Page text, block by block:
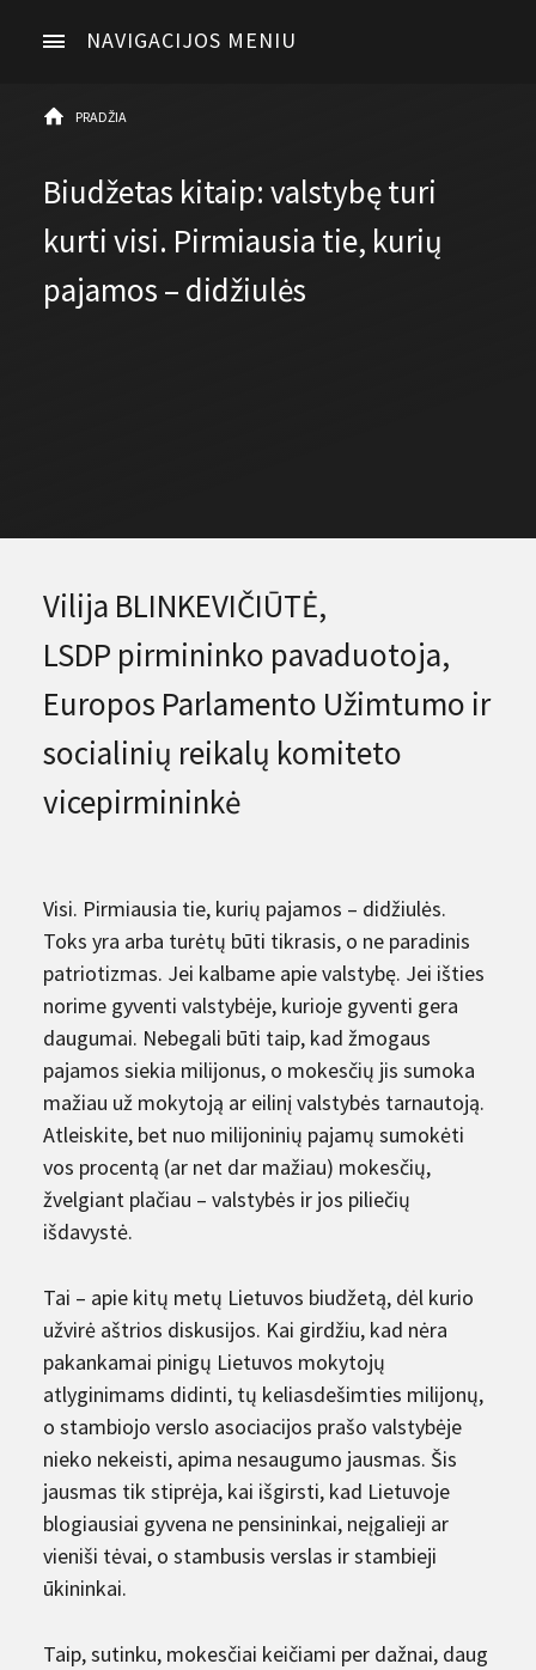
NAVIGACIJOS MENIU
PRADŽIA
Biudžetas kitaip: valstybę turi
kurti visi. Pirmiausia tie, kurių
pajamos – didžiulės
Vilija BLINKEVIČIŪTĖ,
LSDP pirmininko pavaduotoja,
Europos Parlamento Užimtumo ir
socialinių reikalų komiteto
vicepirmininkė
Visi. Pirmiausia tie, kurių pajamos – didžiulės.
Toks yra arba turėtų būti tikrasis, o ne paradinis
patriotizmas. Jei kalbame apie valstybę. Jei išties
norime gyventi valstybėje, kurioje gyventi gera
daugumai. Nebegali būti taip, kad žmogaus
pajamos siekia milijonus, o mokesčių jis sumoka
mažiau už mokytoją ar eilinį valstybės tarnautoją.
Atleiskite, bet nuo milijoninių pajamų sumokėti
vos procentą (ar net dar mažiau) mokesčių,
žvelgiant plačiau – valstybės ir jos piliečių
išdavystė.
Tai – apie kitų metų Lietuvos biudžetą, dėl kurio
užvirė aštrios diskusijos. Kai girdžiu, kad nėra
pakankamai pinigų Lietuvos mokytojų
atlyginimams didinti, tų keliasdešimties milijonų,
o stambiojo verslo asociacijos prašo valstybėje
nieko nekeisti, apima nesaugumo jausmas. Šis
jausmas tik stiprėja, kai išgirsti, kad Lietuvoje
blogiausiai gyvena ne pensininkai, neįgalieji ar
vieniši tėvai, o stambusis verslas ir stambieji
ūkininkai.
Taip, sutinku, mokesčiai keičiami per dažnai, daug